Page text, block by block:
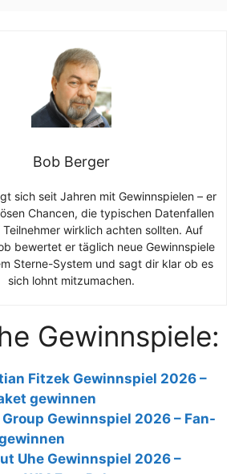
Bob Berger
sich seit Jahren mit Gewinnspielen – er
Chancen, die typischen Datenfallen
wirklich achten sollten. Auf
bewertet er täglich neue Gewinnspiele
Sterne-System und sagt dir klar ob es
sich lohnt mitzumachen.
Gewinnspiele:
Fitzek Gewinnspiel 2026 –
gewinnen
Group Gewinnspiel 2026 – Fan-
Uhe Gewinnspiel 2026 –